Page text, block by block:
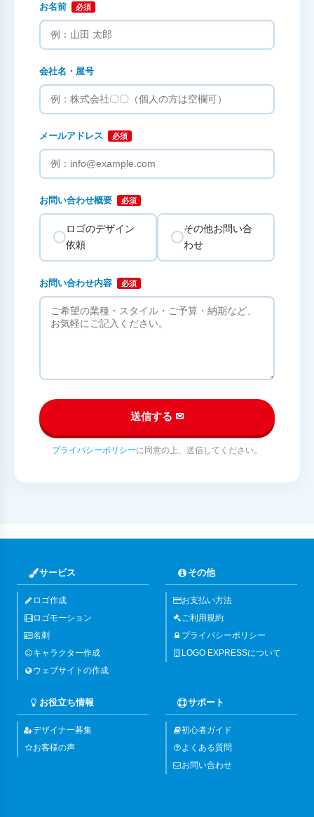
お名前 必須
会社名・屋号
メールアドレス 必須
お問い合わせ概要 必須
ロゴのデザイン
依頼
その他お問い合
わせ
お問い合わせ内容 必須
送信する ✉
プライバシーポリシーに同意の上、送信してください。
サービス
ロゴ作成
ロゴモーション
名刺
キャラクター作成
ウェブサイトの作成
その他
お支払い方法
ご利用規約
プライバシーポリシー
LOGO EXPRESSについて
お役立ち情報
デザイナー募集
お客様の声
サポート
初心者ガイド
よくある質問
お問い合わせ